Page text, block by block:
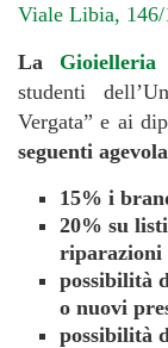
Viale Libia, 146/
La Gioielleria
studenti
Vergata” e ai
seguenti
15% i
20% su
riparazioni
possibilità
o nuovi
possibilità